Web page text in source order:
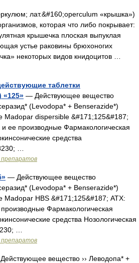
лат.&#160;operculum «крышка»)
которая что либо покрывает:
крышечка плоская выпуклая
устье раковины брюхоногих
некоторых видов книдоцитов …
таблетки
«125» — Действующее вещество
(Levodopa* + Benserazide*)
Madopar dispersible &#171;125&#187;
и ее производные Фармакологическая
средства
…
препаратов
— Действующее вещество
(Levodopa* + Benserazide*)
Madopar HBS &#171;125&#187; АТХ:
Фармакологическая
средства Нозологическая
…
препаратов
вещество ›› Леводопа* +